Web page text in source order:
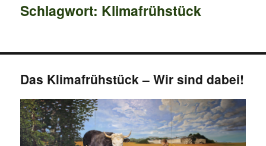
Schlagwort: Klimafrühstück
Das Klimafrühstück – Wir sind dabei!